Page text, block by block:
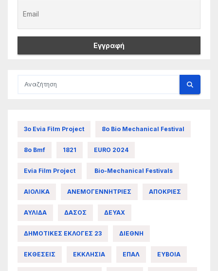
3ο Evia Film Project 8ο Bio Mechanical Festival
8ο Bmf 1821 EURO 2024
Evia Film Project Bio-Mechanical Festivals
ΑΙΟΛΙΚΑ ΑΝΕΜΟΓΕΝΝΗΤΡΙΕΣ ΑΠΟΚΡΙΕΣ
ΑΥΛΙΔΑ ΔΑΣΟΣ ΔΕΥΑΧ
ΔΗΜΟΤΙΚΕΣ ΕΚΛΟΓΕΣ 23 ΔΙΕΘΝΗ
ΕΚΘΕΣΕΙΣ ΕΚΚΛΗΣΙΑ ΕΠΑΛ ΕΥΒΟΙΑ